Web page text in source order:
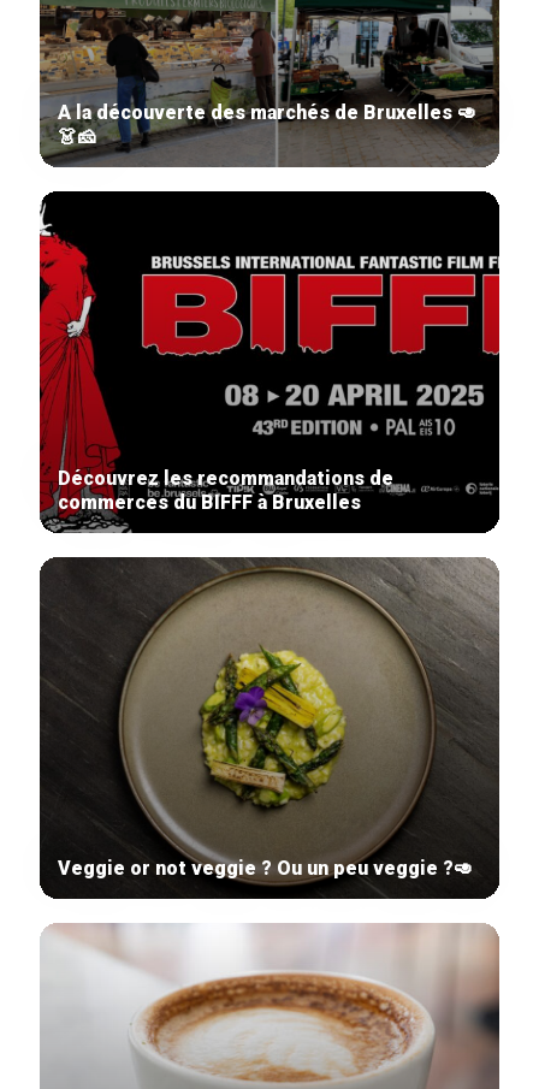
A la découverte des marchés de Bruxelles 🥑
👗🧀
Découvrez les recommandations de
commerces du BIFFF à Bruxelles
Veggie or not veggie ? Ou un peu veggie ?🥑